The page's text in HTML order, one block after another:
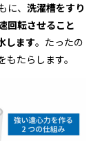
、 洗濯槽をすり
回転させること
します。たったの
たらします。